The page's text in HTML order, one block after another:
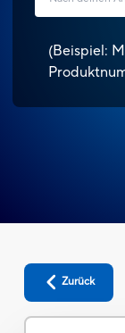
(Beispiel:
Zurück